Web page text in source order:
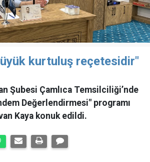
kurtuluş reçetesidir"
Şubesi Çamlıca Temsilciliği’nde
Değerlendirmesi" programı
Kaya konuk edildi.